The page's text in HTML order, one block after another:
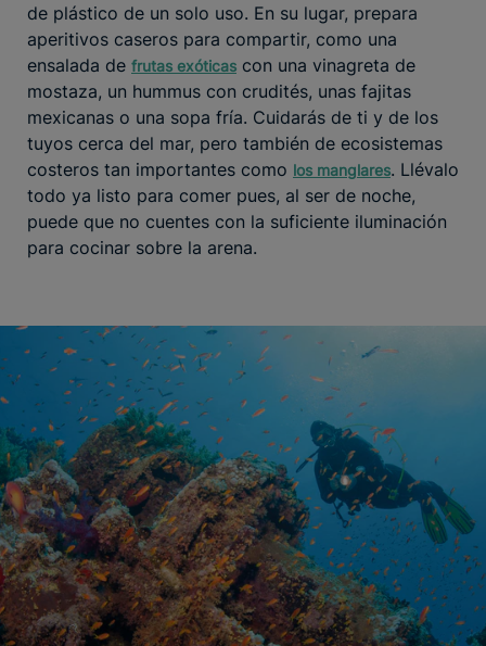
de plástico de un solo uso. En su lugar, prepara
aperitivos caseros para compartir, como una
ensalada de frutas exóticas con una vinagreta de
mostaza, un hummus con crudités, unas fajitas
mexicanas o una sopa fría. Cuidarás de ti y de los
tuyos cerca del mar, pero también de ecosistemas
costeros tan importantes como los manglares. Llévalo
todo ya listo para comer pues, al ser de noche,
puede que no cuentes con la suficiente iluminación
para cocinar sobre la arena.